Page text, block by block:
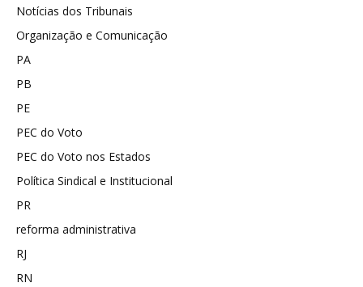
Notícias dos Tribunais
Organização e Comunicação
PA
PB
PE
PEC do Voto
PEC do Voto nos Estados
Política Sindical e Institucional
PR
reforma administrativa
RJ
RN